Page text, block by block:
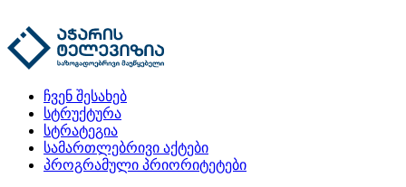
ჩვენ შესახებ
სტრუქტურა
სტრატეგია
სამართლებრივი აქტები
პროგრამული პრიორიტეტები